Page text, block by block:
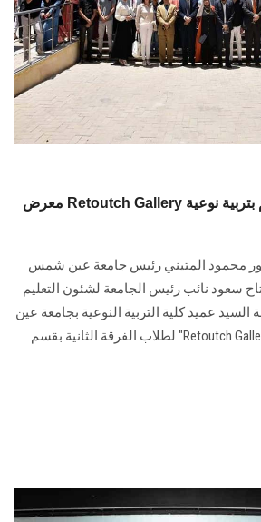
معرض Retoutch Gallery لقسم تكنولوجيا التعليم بتربية نوعية
محمود المتيني رئيس جامعة عين شمس
سعود نائب رئيس الجامعة لشئون التعليم
السيد عميد كلية التربية النوعية بجامعة عين
شمس معرض بعنوان "Retoutch Gallery" لطلاب الفرقة الثانية بقسم